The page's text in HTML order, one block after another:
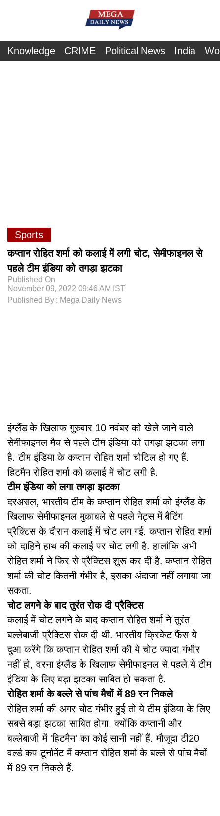
Knowledge CRIME Political News India
Sports
कप्तान रोहित शर्मा को कलाई में लगी चोट, सेमीफाइनल से
पहले टीम इंडिया को तगड़ा झटका
Published On
November 09, 2022 09:46 AM IST
Published By : Mega Daily News
इंग्लैंड के खिलाफ गुरुवार 10 नवंबर को खेले जाने वाले
सेमीफाइनल मैच से पहले टीम इंडिया को तगड़ा झटका लगा
है. टीम इंडिया के कप्तान रोहित शर्मा चोटिल हो गए हैं.
हिटमैन रोहित शर्मा को कलाई में चोट लगी है.
टीम इंडिया को लगा तगड़ा झटका
दरअसल, भारतीय टीम के कप्तान रोहित शर्मा को इंग्लैंड के
खिलाफ सेमीफाइनल मुकाबले से पहले नेट्स में बैटिंग
प्रैक्टिस के दौरान कलाई में चोट लग गई. कप्तान रोहित शर्मा
को दाहिने हाथ की कलाई पर चोट लगी है. हालांकि अभी
रोहित शर्मा ने फिर से प्रैक्टिस शुरू कर दी है. कप्तान रोहित
शर्मा की चोट कितनी गंभीर है, इसका अंदाजा नहीं लगाया जा
सकता.
चोट लगने के बाद तुरंत रोक दी प्रैक्टिस
कलाई में चोट लगने के बाद कप्तान रोहित शर्मा ने तुरंत
बल्लेबाजी प्रैक्टिस रोक दी थी. भारतीय क्रिकेट फैंस ये
दुआ करेंगे कि कप्तान रोहित शर्मा की ये चोट ज्यादा गंभीर
नहीं हो, वरना इंग्लैंड के खिलाफ सेमीफाइनल से पहले ये टीम
इंडिया के लिए बड़ा झटका साबित हो सकता है.
रोहित शर्मा के बल्ले से पांच मैचों में 89 रन निकले
रोहित शर्मा की अगर चोट गंभीर हुई तो ये टीम इंडिया के लिए
सबसे बड़ा झटका साबित होगा, क्योंकि कप्तानी और
बल्लेबाजी में 'हिटमैन' का कोई सानी नहीं हैं. मौजूदा टी20
वर्ल्ड कप टूर्नामेंट में कप्तान रोहित शर्मा के बल्ले से पांच मैचों
में 89 रन निकले हैं.